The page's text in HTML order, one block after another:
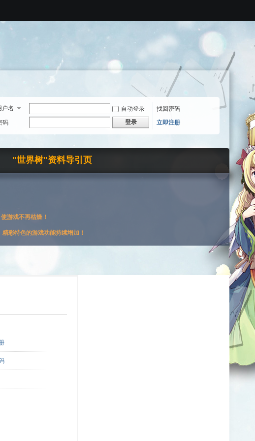
户名 自动登录
找回密码
码
登录 立即注册
"世界树"资料导引页
游戏不再枯燥！
精彩特色的游戏功能持续增加！